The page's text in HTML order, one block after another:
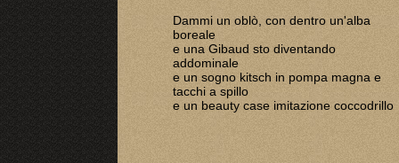
Dammi un oblò, con dentro un'alba
boreale
e una Gibaud sto diventando
addominale
e un sogno kitsch in pompa magna e
tacchi a spillo
e un beauty case imitazione coccodrillo